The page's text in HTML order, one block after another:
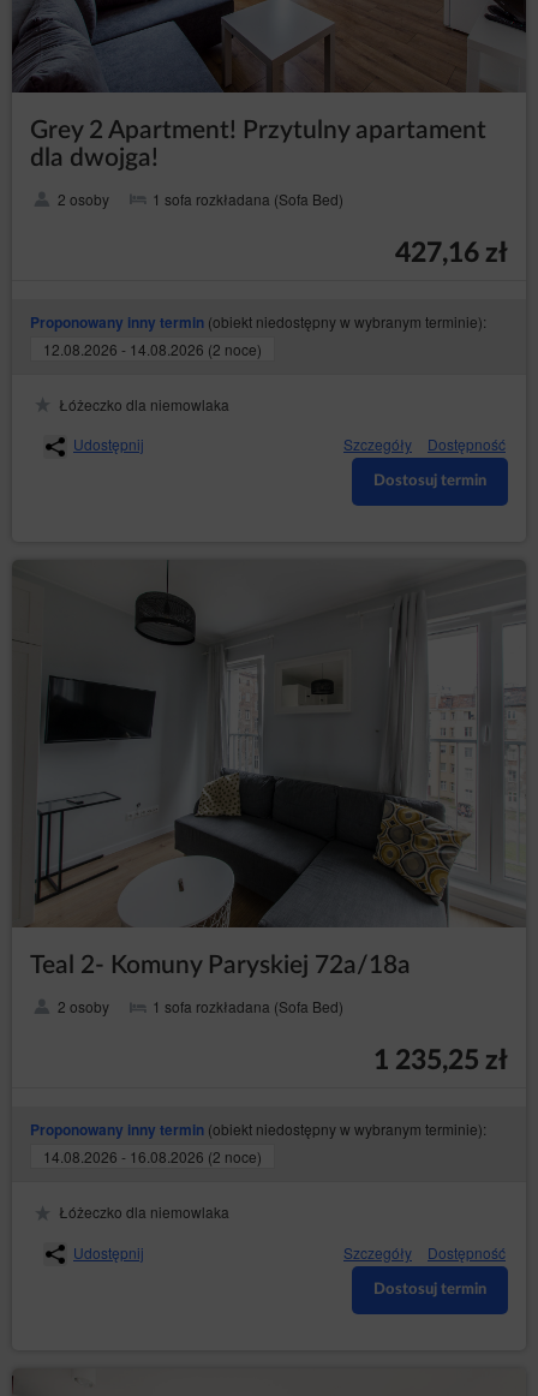
Grey 2 Apartment! Przytulny apartament
dla dwojga!
2 osoby 1 sofa rozkładana (Sofa Bed)
427,16 zł
Proponowany inny termin (obiekt niedostępny w wybranym terminie):
12.08.2026 - 14.08.2026 (2 noce)
Łóżeczko dla niemowlaka
Udostępnij
Szczegóły Dostępność
Dostosuj termin
Teal 2- Komuny Paryskiej 72a/18a
2 osoby 1 sofa rozkładana (Sofa Bed)
1 235,25 zł
Proponowany inny termin (obiekt niedostępny w wybranym terminie):
14.08.2026 - 16.08.2026 (2 noce)
Łóżeczko dla niemowlaka
Udostępnij
Szczegóły Dostępność
Dostosuj termin